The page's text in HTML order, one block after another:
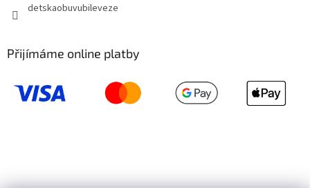
detskaobuvubileveze
Přijímáme online platby